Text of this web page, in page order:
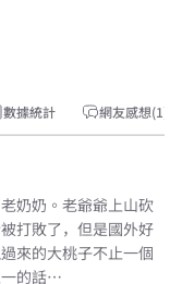
數據統計 網友感想(1)
奶奶。老爺爺上山砍
打敗了，但是國外好
來的大桃子不止一個